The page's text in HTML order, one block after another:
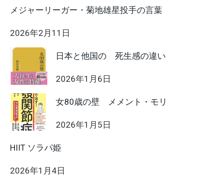
メジャーリーガー・菊地雄星投手の言葉
2026年2月11日
日本と他国の 死生感の違い
2026年1月6日
女80歳の壁 メメント・モリ
2026年1月5日
HIIT ソラパ姫
2026年1月4日